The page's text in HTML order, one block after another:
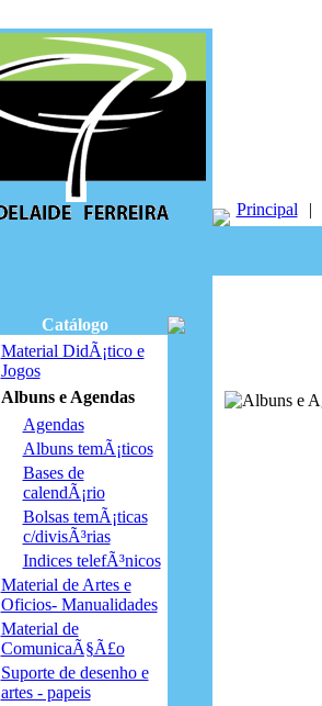
Principal |
Catálogo
Material DidÃ¡tico e
Jogos
Albuns e Agendas
Agendas
Albuns temÃ¡ticos
Bases de
calendÃ¡rio
Bolsas temÃ¡ticas
c/divisÃ³rias
Indices telefÃ³nicos
Material de Artes e
Oficios- Manualidades
Material de
ComunicaÃ§Ã£o
Suporte de desenho e
artes - papeis